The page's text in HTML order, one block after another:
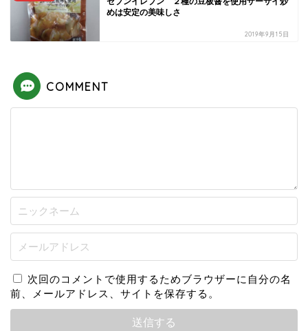
めは安定の美味しさ
2019年9月15日
COMMENT
次回のコメントで使用するためブラウザーに自分の名
前、メールアドレス、サイトを保存する。